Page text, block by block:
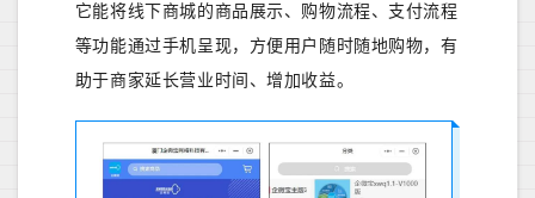
它能将线下商城的商品展示、购物流程、支付流程
等功能通过手机呈现，方便用户随时随地购物，有
助于商家延长营业时间、增加收益。